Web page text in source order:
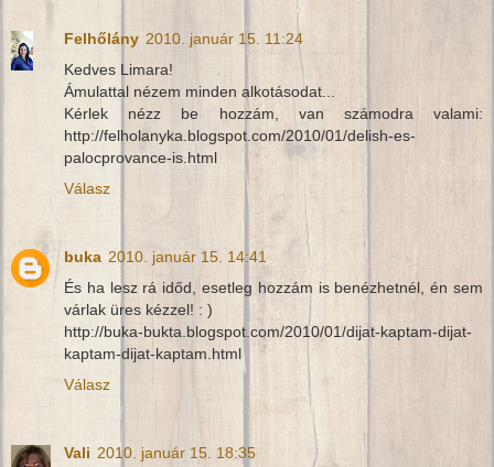
Felhőlány 2010. január 15. 11:24
Kedves Limara!
Ámulattal nézem minden alkotásodat...
Kérlek nézz be hozzám, van számodra valami:
http://felholanyka.blogspot.com/2010/01/delish-es-
palocprovance-is.html
Válasz
buka 2010. január 15. 14:41
És ha lesz rá időd, esetleg hozzám is benézhetnél, én sem
várlak üres kézzel! : )
http://buka-bukta.blogspot.com/2010/01/dijat-kaptam-dijat-
kaptam-dijat-kaptam.html
Válasz
Vali 2010. január 15. 18:35